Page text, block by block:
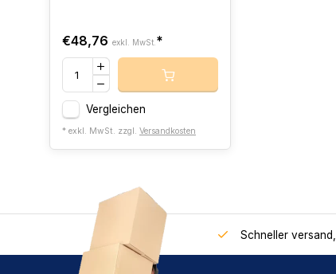
€48,76 exkl. MwSt. *
Vergleichen
* exkl. MwSt. zzgl. Versandkosten
Schneller